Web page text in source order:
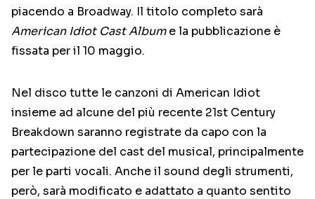
piacendo a Broadway. Il titolo completo sarà
American Idiot Cast Albume la pubblicazione è
fissata per il 10 maggio.
Nel disco tutte le canzoni di American Idiot
insieme ad alcune del più recente 21st Century
Breakdown saranno registrate da capo con la
partecipazione del cast del musical, principalmente
per le parti vocali. Anche il sound degli strumenti,
però, sarà modificato e adattato a quanto sentito